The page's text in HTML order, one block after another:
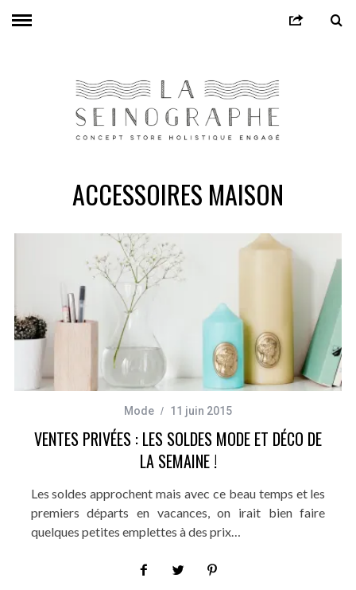
ACCESSOIRES MAISON
Mode 11 juin 2015
VENTES PRIVÉES : LES SOLDES MODE ET DÉCO DE
LA SEMAINE !
Les soldes approchent mais avec ce beau temps et les
premiers départs en vacances, on irait bien faire
quelques petites emplettes à des prix…